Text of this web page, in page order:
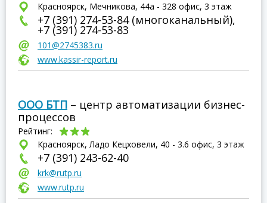
Красноярск, Мечникова, 44а - 328 офис, 3 этаж
+7 (391) 274-53-84 (многоканальный),
+7 (391) 274-53-83
101@2745383.ru
www.kassir-report.ru
ООО БТП – центр автоматизации бизнес-
процессов
Рейтинг:
Красноярск, Ладо Кецховели, 40 - 3.6 офис, 3 этаж
+7 (391) 243-62-40
krk@rutp.ru
www.rutp.ru